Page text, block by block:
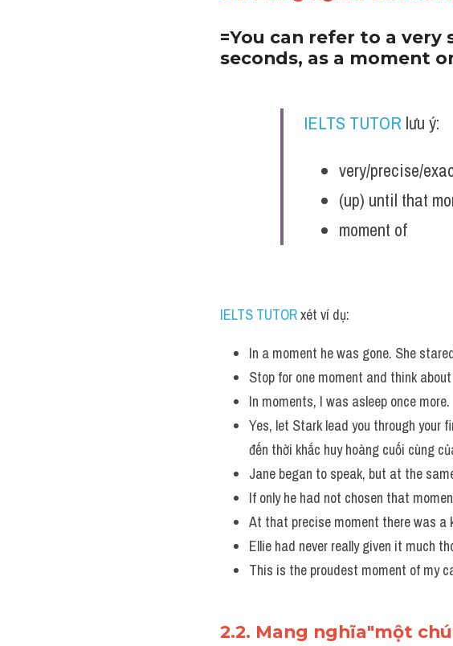
=You can refer to a
seconds, as a moment
IELTS TUTOR lưu ý:
very/precise/
(up) until that
moment of
IELTS TUTOR xét ví dụ:
In a moment he was gone. She
Stop for one moment and think
In moments, I was asleep once more.
Yes, let Stark lead you through your
đến thời khắc huy hoàng cuối cùng
Jane began to speak, but at the
If only he had not chosen that
At that precise moment there was a
Ellie had never really given it much
This is the proudest moment of my
2.2. Mang nghĩa"một